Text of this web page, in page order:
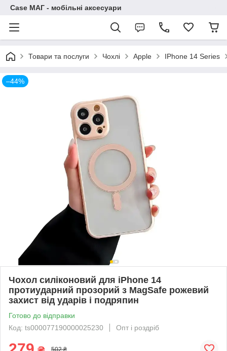
Case МАГ - мобільні аксесуари
Товари та послуги Чохлі Apple IPhone 14 Series
–44%
Чохол силіконовий для iPhone 14
протиударний прозорий з MagSafe рожевий
захист від ударів і подряпин
Готово до відправки
Код: ts000077190000025230
Опт і роздріб
502 ₴